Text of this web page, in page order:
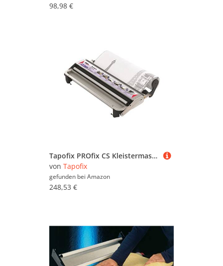
98,98 €
Tapofix PROfix CS Kleistermaschiene Tapeziergerät
von Tapofix
gefunden bei Amazon
248,53 €